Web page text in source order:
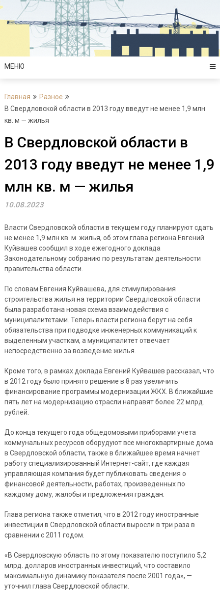
Перейти
содержимому
МЕНЮ
Главная
Разное
В Свердловской области в 2013 году введут не менее 1,9 млн
кв. м — жилья
В Свердловской области в
2013 году введут не менее 1,9
млн кв. м — жилья
10.08.2023
Власти Свердловской области в текущем году планируют сдать
не менее 1,9 млн кв. м. жилья, об этом глава региона Евгений
Куйвашев сообщил в ходе ежегодного доклада
Законодательному собранию по результатам деятельности
правительства области.
По словам Евгения Куйвашева, для стимулирования
строительства жилья на территории Свердловской области
была разработана новая схема взаимодействия с
муниципалитетами. Теперь власти региона берут на себя
обязательства при подводке инженерных коммуникаций к
выделенным участкам, а муниципалитет отвечает
непосредственно за возведение жилья.
Кроме того, в рамках доклада Евгений Куйвашев рассказал, что
в 2012 году было принято решение в 8 раз увеличить
финансирование программы модернизации ЖКХ. В ближайшие
пять лет на модернизацию отрасли направят более 22 млрд.
рублей.
До конца текущего года общедомовыми приборами учета
коммунальных ресурсов оборудуют все многоквартирные дома
в Свердловской области, также в ближайшее время начнет
работу специализированный Интернет-сайт, где каждая
управляющая компания будет публиковать сведения о
финансовой деятельности, работах, произведенных по
каждому дому, жалобы и предложения граждан.
Глава региона также отметил, что в 2012 году иностранные
инвестиции в Свердловской области выросли в три раза в
сравнении с 2011 годом.
«В Свердловскую область по этому показателю поступило 5,2
млрд. долларов иностранных инвестиций, что составило
максимальную динамику показателя после 2001 года», —
уточнил глава Свердловской области.